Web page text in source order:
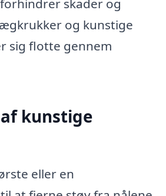
skader og
og kunstige
sig flotte gennem
kunstige
eller en